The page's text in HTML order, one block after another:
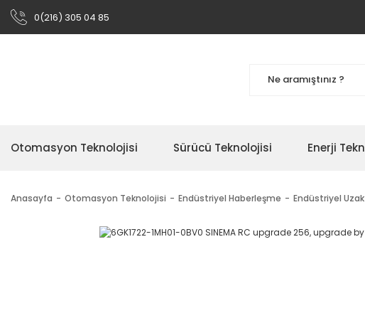
0(216) 305 04 85
Otomasyon Teknolojisi Sürücü Teknolojisi Enerji
Anasayfa Otomasyon Teknolojisi Endüstriyel Haberleşme Endüstriyel